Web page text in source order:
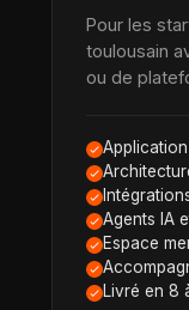
Pour les
toulousain
ou de
Agents IA
Espace
Livré en 8